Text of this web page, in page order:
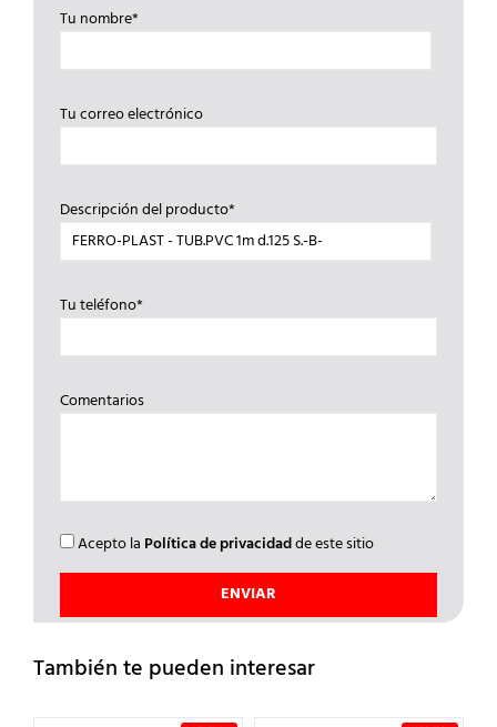
Tu nombre*
Tu correo electrónico
Descripción del producto*
Tu teléfono*
Comentarios
Acepto la Política de privacidadde este sitio
También te pueden interesar